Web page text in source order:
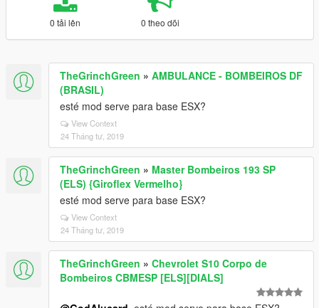
0 tải lên 0 theo dõi
TheGrinchGreen » AMBULANCE - BOMBEIROS DF
(BRASIL)
esté mod serve para base ESX?
View Context
24 Tháng tư, 2019
TheGrinchGreen » Master Bombeiros 193 SP
(ELS) {Giroflex Vermelho}
esté mod serve para base ESX?
View Context
24 Tháng tư, 2019
TheGrinchGreen » Chevrolet S10 Corpo de
Bombeiros CBMESP [ELS][DIALS]